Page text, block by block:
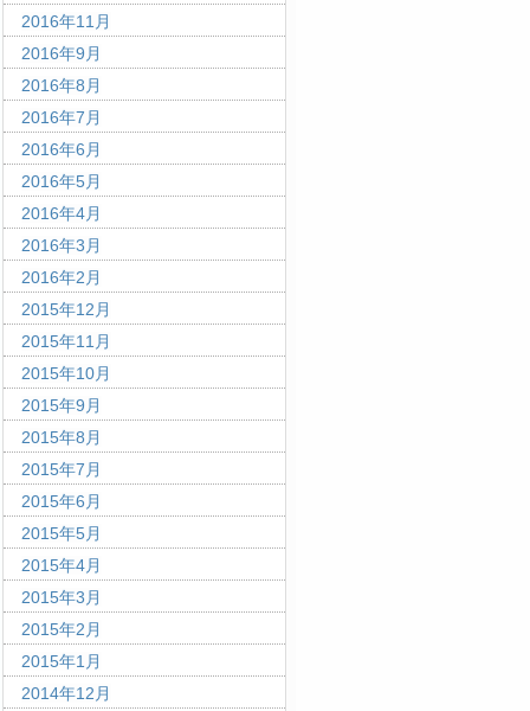
2016年11月
2016年9月
2016年8月
2016年7月
2016年6月
2016年5月
2016年4月
2016年3月
2016年2月
2015年12月
2015年11月
2015年10月
2015年9月
2015年8月
2015年7月
2015年6月
2015年5月
2015年4月
2015年3月
2015年2月
2015年1月
2014年12月